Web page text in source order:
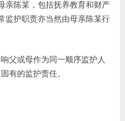
亲陈某，包括抚养教育和财产
监护职责亦当然由母亲陈某行
父或母作为同一顺序监护人
有的监护责任。